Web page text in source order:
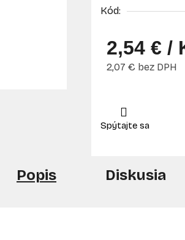
Kód:
2,54 € /
2,07 € bez DPH
Popis Diskusia